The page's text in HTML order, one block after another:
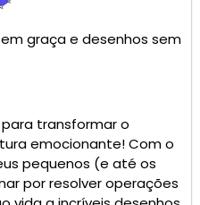
graça e desenhos sem
transformar o
emocionante! Com o
pequenos (e até os
por resolver operações